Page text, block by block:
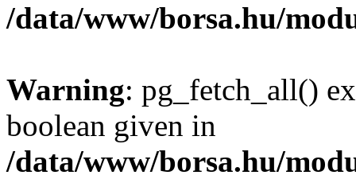
/data/www/borsa.hu/
Warning: pg_fetch_all()
boolean given in
/data/www/borsa.hu/